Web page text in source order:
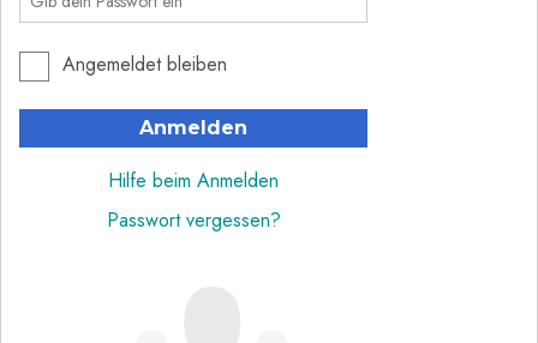
Angemeldet bleiben
Anmelden
Hilfe beim Anmelden
Passwort vergessen?